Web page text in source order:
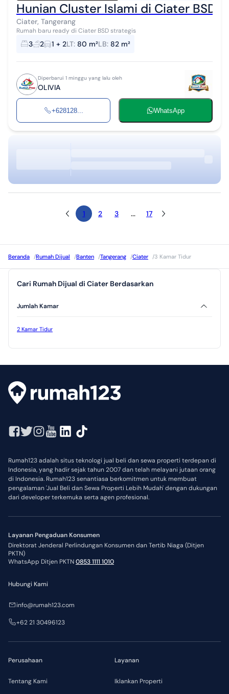
Hunian Cluster Islami di Ciater BSD
Ciater, Tangerang
Rumah baru ready di Ciater BSD strategis
3 2 1 + 2LT: 80 m²LB: 82 m²
Diperbarui 1 minggu yang lalu oleh
OLIVIA
+628128... WhatsApp
1 2 3 ... 17
Beranda /Rumah Dijual /Banten /Tangerang /Ciater /3 Kamar Tidur
Cari Rumah Dijual di Ciater Berdasarkan
Jumlah Kamar
2 Kamar Tidur
Rumah123 adalah situs teknologi jual beli dan sewa properti terdepan di
Indonesia, yang hadir sejak tahun 2007 dan telah melayani jutaan orang
di Indonesia. Rumah123 senantiasa berkomitmen untuk membuat
pengalaman 'Jual Beli dan Sewa Properti Lebih Mudah' dengan dukungan
dari developer terkemuka serta agen profesional.
Layanan Pengaduan Konsumen
Direktorat Jenderal Perlindungan Konsumen dan Tertib Niaga (Ditjen
PKTN)
WhatsApp Ditjen PKTN0853 1111 1010
Perusahaan
Tentang Kami
Layanan
Iklankan Properti
Hubungi Kami
info@rumah123.com
+62 21 30496123